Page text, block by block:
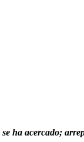
ha acercado;